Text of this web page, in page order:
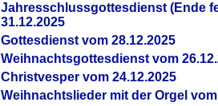
Jahresschlussgottesdienst (Ende
31.12.2025
Gottesdienst vom 28.12.2025
Weihnachtsgottesdienst vom
Christvesper vom 24.12.2025
Weihnachtslieder mit der Orgel vom